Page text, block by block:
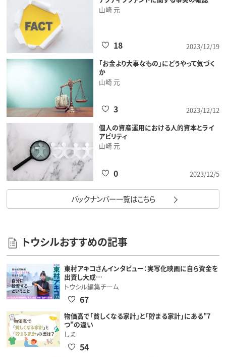
山崎 元
2023/12/19
18
「お金より大事なもの」にどうやって気づく
か
山崎 元
2023/12/12
3
個人の資産運用における人的資本とライ
アビリティ
山崎 元
2023/12/5
0
バックナンバー一覧はこちら
トウシルおすすめの記事
東村アキコさんインタビュー：実写化映画に自ら資金を
出資し大成…
トウシル編集チーム
67
物価高で「貧しくなる家計」と「貯まる家計」にある"7
つ"の違い
しま
54